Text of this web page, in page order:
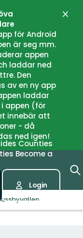
för Android
är seg mm.
appen
laddar ned
Den
av en ny app
laddar
appen (för
innebär att
- då
ned igen!
Close
Counties
Become a
Login